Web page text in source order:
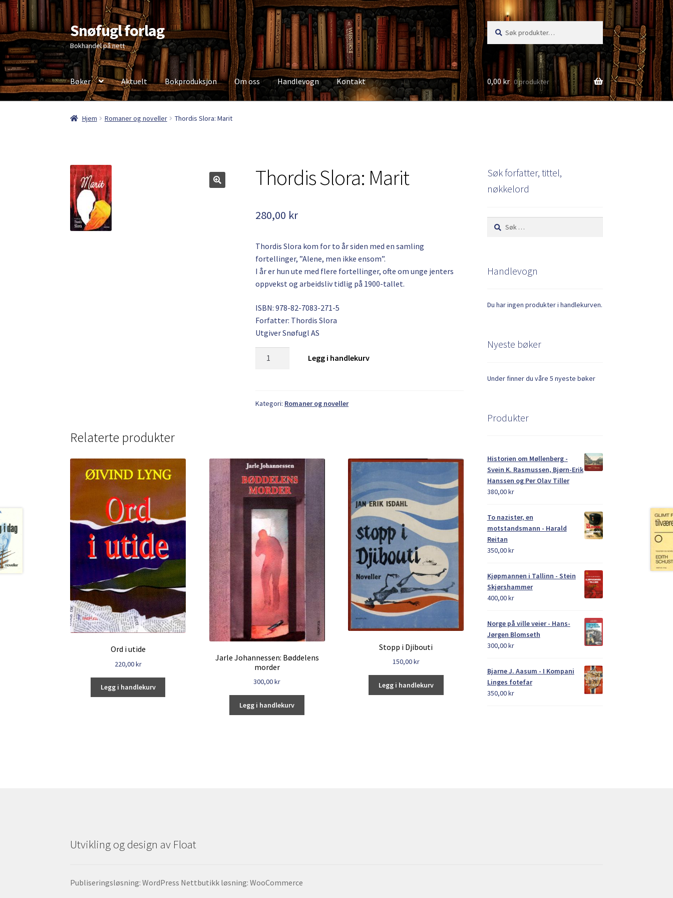
Hopp
til
navigasjon
Hopp
til
innhold
Snøfugl forlag
Bokhandel på nett
Søk
etter:
Søk
Bøker Aktuelt Bokproduksjon Om oss Handlevogn Kontakt
Hjem Aktuelt Antikvariske bøker Handlekurv Kasse
0,00 kr 0 produkter
Hjem Romaner og noveller Thordis Slora: Marit
Thordis Slora: Marit
280,00 kr
Thordis Slora kom for to år siden med en samling
fortellinger, ”Alene, men ikke ensom”.
I år er hun ute med flere fortellinger, ofte om unge jenters
oppvekst og arbeidsliv tidlig på 1900-tallet.
ISBN: 978-82-7083-271-5
Forfatter: Thordis Slora
Utgiver Snøfugl AS
Legg i handlekurv
Kategori: Romaner og noveller
Relaterte produkter
Ord i utide
220,00kr
Legg i handlekurv
Jarle Johannessen: Bøddelens
morder
300,00kr
Legg i handlekurv
Stopp i Djibouti
150,00kr
Legg i handlekurv
Søk forfatter, tittel,
nøkkelord
Søk
etter:
Handlevogn
Du har ingen produkter i handlekurven.
Nyeste bøker
Under finner du våre 5 nyeste bøker
Produkter
Historien om Møllenberg -
Svein K. Rasmussen, Bjørn-Erik
Hanssen og Per Olav Tiller
380,00kr
To nazister, en
motstandsmann - Harald
Reitan
350,00kr
Kjøpmannen i Tallinn - Stein
Skjørshammer
400,00kr
Norge på ville veier - Hans-
Jørgen Blomseth
300,00kr
Bjarne J. Aasum - I Kompani
Linges fotefar
350,00kr
Utvikling og design av Float
Publiseringsløsning: WordPress Nettbutikk løsning: WooCommerce